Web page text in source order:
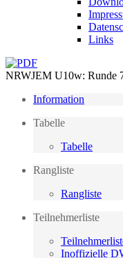
Links
NRWJEM U10w: Runde
Information
Tabelle
Tabelle
Rangliste
Rangliste
Teilnehmerliste
Inoffizielle